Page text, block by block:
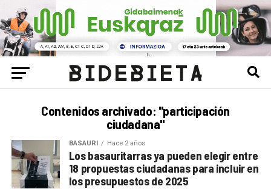
Contenidos archivado: "participación
ciudadana"
BASAURI Hace 2 años
Los basauritarras ya pueden elegir entre
18 propuestas ciudadanas para incluir en
los presupuestos de 2025